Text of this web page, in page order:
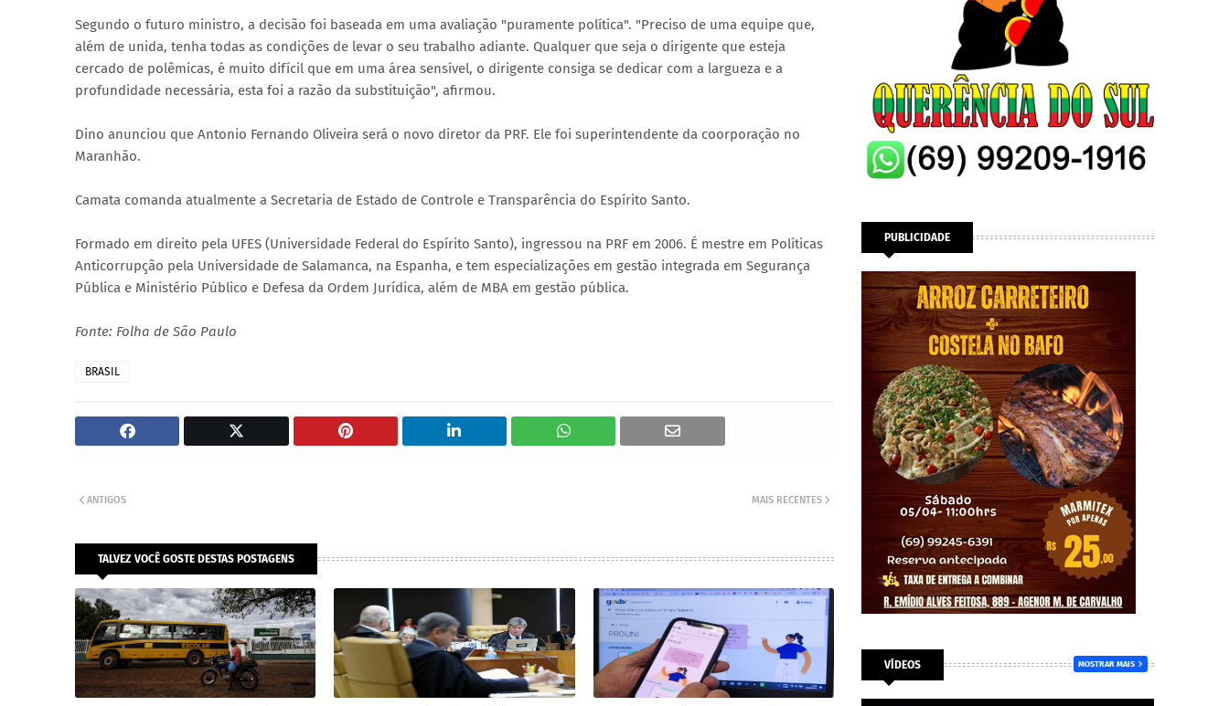
Segundo o futuro ministro, a decisão foi baseada em uma avaliação "puramente política". "Preciso de uma equipe que,
além de unida, tenha todas as condições de levar o seu trabalho adiante. Qualquer que seja o dirigente que esteja
cercado de polêmicas, é muito difícil que em uma área sensível, o dirigente consiga se dedicar com a largueza e a
profundidade necessária, esta foi a razão da substituição", afirmou.
Dino anunciou que Antonio Fernando Oliveira será o novo diretor da PRF. Ele foi superintendente da coorporação no
Maranhão.
Camata comanda atualmente a Secretaria de Estado de Controle e Transparência do Espírito Santo.
Formado em direito pela UFES (Universidade Federal do Espírito Santo), ingressou na PRF em 2006. É mestre em Políticas
Anticorrupção pela Universidade de Salamanca, na Espanha, e tem especializações em gestão integrada em Segurança
Pública e Ministério Público e Defesa da Ordem Jurídica, além de MBA em gestão pública.
Fonte: Folha de São Paulo
BRASIL
MAIS RECENTES
ANTIGOS
TALVEZ VOCÊ GOSTE DESTAS POSTAGENS
PUBLICIDADE
VÍDEOS MOSTRAR MAIS